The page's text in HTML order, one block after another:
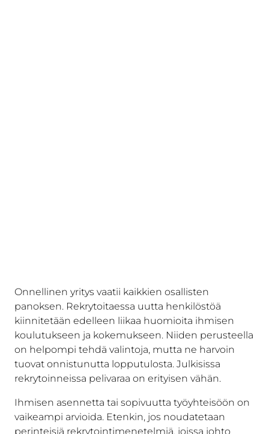
Onnellinen yritys vaatii kaikkien osallisten
panoksen. Rekrytoitaessa uutta henkilöstöä
kiinnitetään edelleen liikaa huomioita ihmisen
koulutukseen ja kokemukseen. Niiden perusteella
on helpompi tehdä valintoja, mutta ne harvoin
tuovat onnistunutta lopputulosta. Julkisissa
rekrytoinneissa pelivaraa on erityisen vähän.
Ihmisen asennetta tai sopivuutta työyhteisöön on
vaikeampi arvioida. Etenkin, jos noudatetaan
perinteisiä rekrytointimenetelmiä, joissa johto